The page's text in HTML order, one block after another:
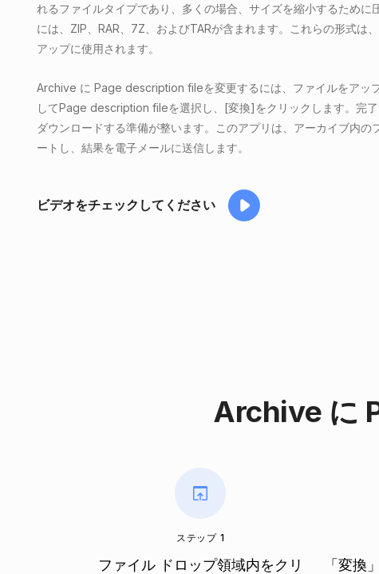
れるファイルタイプであり、多くの場合、サイズを縮小するために
には、ZIP、RAR、7Z、およびTARが含まれます。これらの形式は
アップに使用されます。
Archive に Page description fileを変更するには、ファイルをアッ
してPage description fileを選択し、[変換]をクリックします。完
ダウンロードする準備が整います。このアプリは、アーカイブ内の
ートし、結果を電子メールに送信します。
ビデオをチェックしてください
Archive に
ステップ 1
ファイル ドロップ領域内をクリ
「変換